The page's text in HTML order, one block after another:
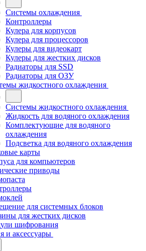
Системы охлаждения
Контроллеры
Кулера для корпусов
Кулера для процессоров
Кулеры для видеокарт
Кулеры для жестких дисков
Радиаторы для SSD
Радиаторы для ОЗУ
жидкостного охлаждения
Системы жидкостного охлаждения
Жидкость для водяного охлаждения
Комплектующие для водяного
охлаждения
Подсветка для водяного охлаждения
карты
для компьютеров
приводы
для системных блоков
для жестких дисков
шифрования
и аксессуары